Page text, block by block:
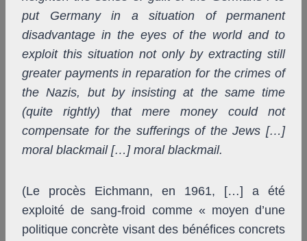
put Germany in a situation of permanent
disadvantage in the eyes of the world and to
exploit this situation not only by extracting still
greater payments in reparation for the crimes of
the Nazis, but by insisting at the same time
(quite rightly) that mere money could not
compensate for the sufferings of the Jews […]
moral blackmail […] moral blackmail.
(Le procès Eichmann, en 1961, […] a été
exploité de sang-froid comme « moyen d’une
politique concrète visant des bénéfices concrets